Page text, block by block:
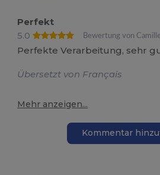
Perfekt
5.0
Bewertung von
Perfekte Verarbeitung, sehr
Übersetzt von Français
Mehr anzeigen...
Kommentar